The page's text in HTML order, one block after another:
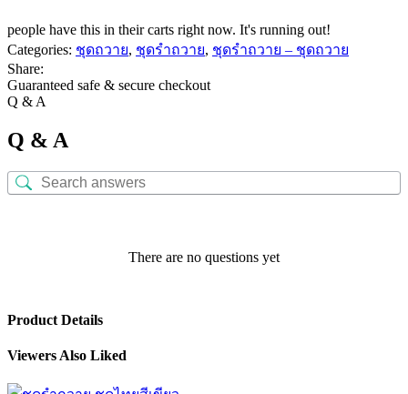
people have this in their carts right now. It's running out!
Categories: ชุดถวาย, ชุดรำถวาย, ชุดรำถวาย – ชุดถวาย
Share:
Guaranteed safe & secure checkout
Q & A
Q & A
There are no questions yet
Product Details
Viewers Also Liked